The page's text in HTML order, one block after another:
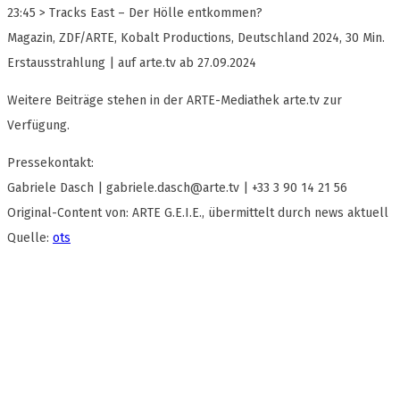
23:45 > Tracks East – Der Hölle entkommen?
Magazin, ZDF/ARTE, Kobalt Productions, Deutschland 2024, 30 Min.
Erstausstrahlung | auf arte.tv ab 27.09.2024
Weitere Beiträge stehen in der ARTE-Mediathek arte.tv zur
Verfügung.
Pressekontakt:
Gabriele Dasch | gabriele.dasch@arte.tv | +33 3 90 14 21 56
Original-Content von: ARTE G.E.I.E., übermittelt durch news aktuell
Quelle: ots